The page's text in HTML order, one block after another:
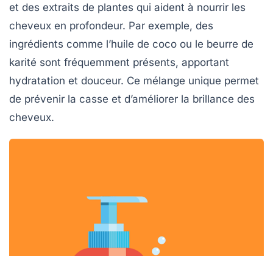
et des extraits de plantes qui aident à nourrir les
cheveux en profondeur. Par exemple, des
ingrédients comme l’huile de coco ou le beurre de
karité sont fréquemment présents, apportant
hydratation et douceur. Ce mélange unique permet
de prévenir la casse et d’améliorer la brillance des
cheveux.